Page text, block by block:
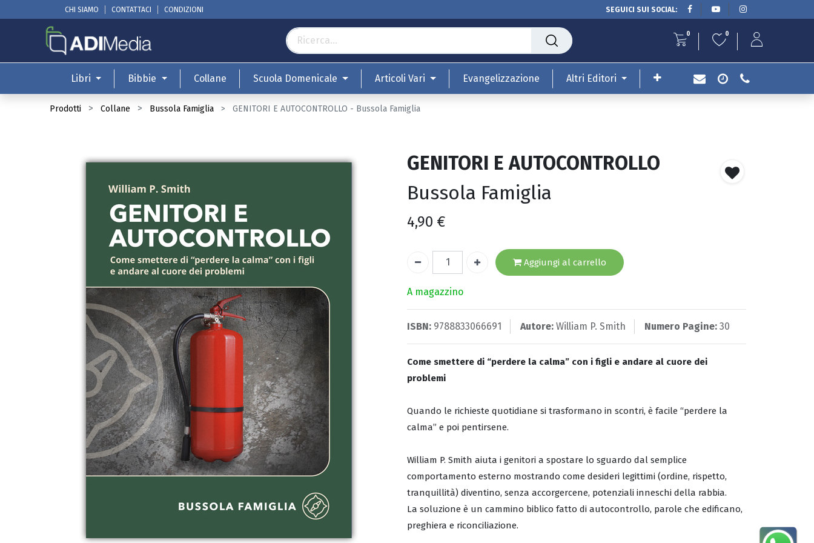
CHI SIAMO CONTATTACI CONDIZIONI SEGUICI SUI SOCIAL:
0 0
Libri Bibbie Collane Scuola Domenicale Articoli Vari Evangelizzazione Altri Editori
Prodotti Collane Bussola Famiglia GENITORI E AUTOCONTROLLO - Bussola Famiglia
GENITORI E AUTOCONTROLLO
Bussola Famiglia
4,90 €
Aggiungi al carrello
A magazzino
ISBN: 9788833066691 Autore: William P. Smith Numero Pagine: 30
Come smettere di “perdere la calma” con i figli e andare al cuore dei
problemi
Quando le richieste quotidiane si trasformano in scontri, è facile “perdere la
calma” e poi pentirsene.
William P. Smith aiuta i genitori a spostare lo sguardo dal semplice
comportamento esterno mostrando come desideri legittimi (ordine, rispetto,
tranquillità) diventino, senza accorgercene, potenziali inneschi della rabbia.
La soluzione è un cammino biblico fatto di autocontrollo, parole che edificano,
preghiera e riconciliazione.